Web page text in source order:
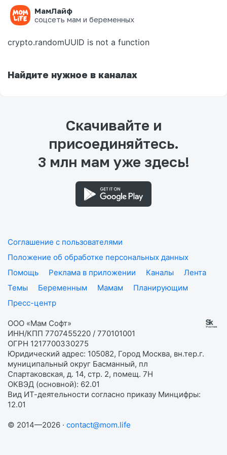
МамЛайф
соцсеть мам и беременных
Ошибка на странице
crypto.randomUUID is not a function
Найдите нужное в каналах
Скачивайте и
присоединяйтесь.
3 млн мам уже здесь!
Соглашение с пользователями
Положение об обработке персональных данных
Помощь
Реклама в приложении Каналы
Лента
Темы
Беременным Мамам
Планирующим
Пресс-центр
ООО «Мам Софт»
ИНН/КПП 7707455220 / 770101001
ОГРН 1217700330275
Юридический адрес: 105082, Город Москва, вн.тер.г.
муниципальный округ Басманный, пл
Спартаковская, д. 14, стр. 2, помещ. 7Н
ОКВЭД (основной): 62.01
Вид ИТ-деятельности согласно приказу Минцифры:
12.01
© 2014—2026 · contact@mom.life